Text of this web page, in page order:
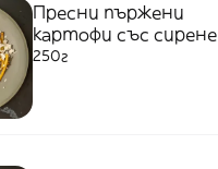
Пресни пържени
картофи със сирене
250г